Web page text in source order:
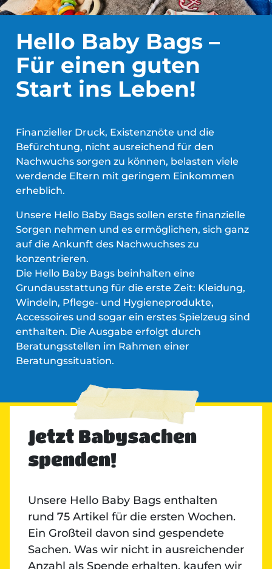
Hello Baby Bags –
Für einen guten
Start ins Leben!
Finanzieller Druck, Existenznöte und die
Befürchtung, nicht ausreichend für den
Nachwuchs sorgen zu können, belasten viele
werdende Eltern mit geringem Einkommen
erheblich.
Unsere Hello Baby Bags sollen erste finanzielle
Sorgen nehmen und es ermöglichen, sich ganz
auf die Ankunft des Nachwuchses zu
konzentrieren.
Die Hello Baby Bags beinhalten eine
Grundausstattung für die erste Zeit: Kleidung,
Windeln, Pflege- und Hygieneprodukte,
Accessoires und sogar ein erstes Spielzeug sind
enthalten. Die Ausgabe erfolgt durch
Beratungsstellen im Rahmen einer
Beratungssituation.
Jetzt Babysachen
spenden!
Unsere Hello Baby Bags enthalten
rund 75 Artikel für die ersten Wochen.
Ein Großteil davon sind gespendete
Sachen. Was wir nicht in ausreichender
Anzahl als Spende erhalten, kaufen wir